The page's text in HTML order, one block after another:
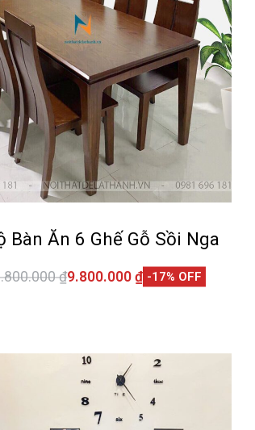
Bàn Ăn 6 Ghế Gỗ Sồi Nga
₫9.800.000 ₫ -17% OFF